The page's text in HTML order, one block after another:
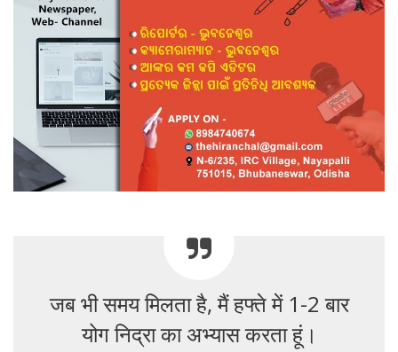
जब भी समय मिलता है, मैं हफ्ते में 1-2 बार
योग निद्रा का अभ्यास करता हूं।